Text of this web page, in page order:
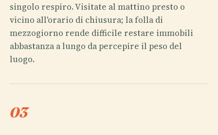
singolo respiro. Visitate al mattino presto o
vicino all'orario di chiusura; la folla di
mezzogiorno rende difficile restare immobili
abbastanza a lungo da percepire il peso del
luogo.
03